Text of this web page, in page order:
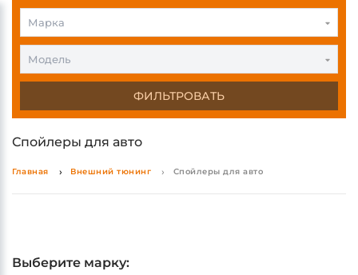
Марка
Модель
Спойлеры для авто